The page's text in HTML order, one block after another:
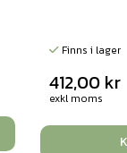
Finns i lager
412,00 kr
exkl moms